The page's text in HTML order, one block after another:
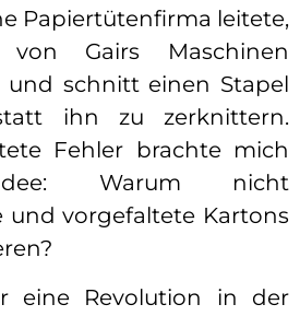
Papiertütenfirma leitete,
Gairs Maschinen
und schnitt einen Stapel
ihn zu zerknittern.
Fehler brachte mich
Warum nicht
und vorgefaltete Kartons
eine Revolution in der